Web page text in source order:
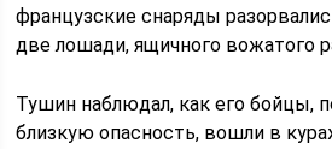
французские снаряды
две лошади, ящичного вожатого
Тушин наблюдал, как его бойцы,
близкую опасность, вошли в